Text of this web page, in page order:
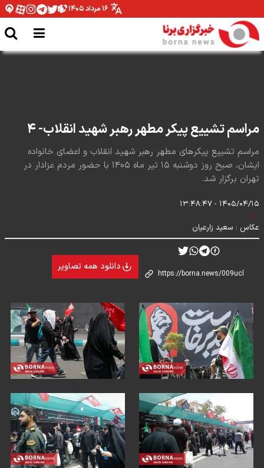
۱۶ مرداد ۱۴۰۵
مراسم تشییع پیکر مطهر رهبر شهید انقلاب- ۴
مراسم تشییع پیکرهای مطهر رهبر شهید انقلاب و اعضای خانواده
ایشان، صبح روز دوشنبه ۱۵ تیر ماه ۱۴۰۵ با حضور مردم عزادار در
تهران برگزار شد.
عکاس : سعید زارعیان
|
۱۴۰۵/۰۴/۱۵ - ۱۳:۴۸:۴۷
دانلود همه تصاویر